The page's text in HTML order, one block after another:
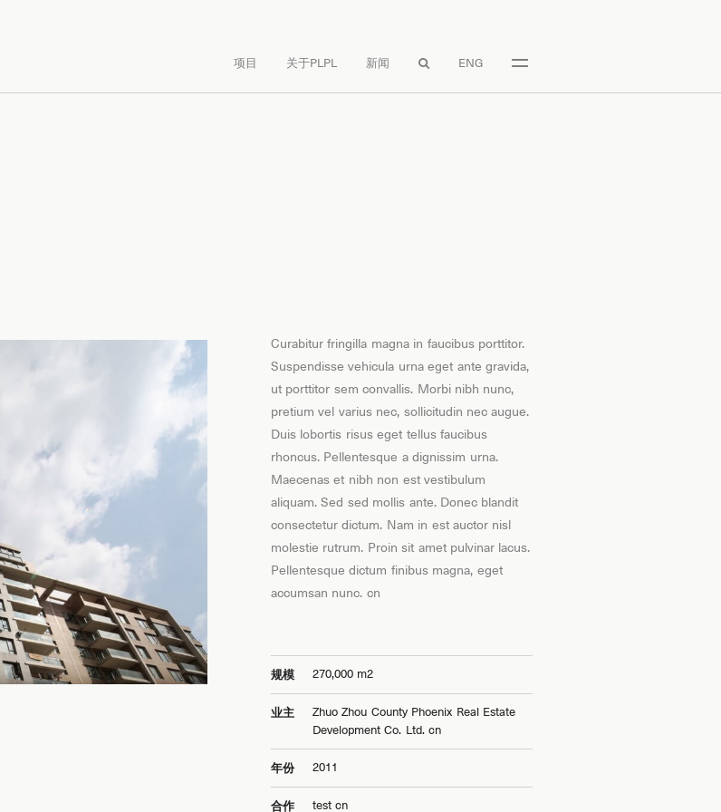
项目 关于PLPL 新闻  ENG
Curabitur fringilla magna in faucibus porttitor.
Suspendisse vehicula urna eget ante gravida,
ut porttitor sem convallis. Morbi nibh nunc,
pretium vel varius nec, sollicitudin nec augue.
Duis lobortis risus eget tellus faucibus
rhoncus. Pellentesque a dignissim urna.
Maecenas et nibh non est vestibulum
aliquam. Sed sed mollis ante. Donec blandit
consectetur dictum. Nam in est auctor nisl
molestie rutrum. Proin sit amet pulvinar lacus.
Pellentesque dictum finibus magna, eget
accumsan nunc. cn
规模 270,000 m2
业主
Zhuo Zhou County Phoenix Real Estate
Development Co. Ltd. cn
年份 2011
合作 test cn